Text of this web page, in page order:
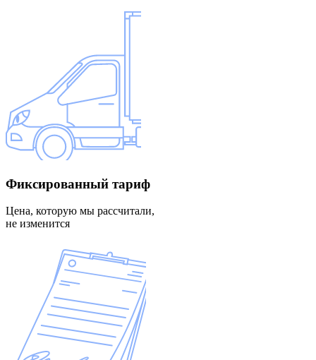
Фиксированный тариф
Цена, которую мы рассчитали,
не изменится